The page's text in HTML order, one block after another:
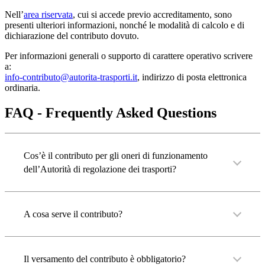
Nell’area riservata, cui si accede previo accreditamento, sono
presenti ulteriori informazioni, nonché le modalità di calcolo e di
dichiarazione del contributo dovuto.
Per informazioni generali o supporto di carattere operativo scrivere
a:
info-contributo@autorita-trasporti.it, indirizzo di posta elettronica
ordinaria.
FAQ ‐ Frequently Asked Questions
Cos’è il contributo per gli oneri di funzionamento
dell’Autorità di regolazione dei trasporti?
A cosa serve il contributo?
Il versamento del contributo è obbligatorio?